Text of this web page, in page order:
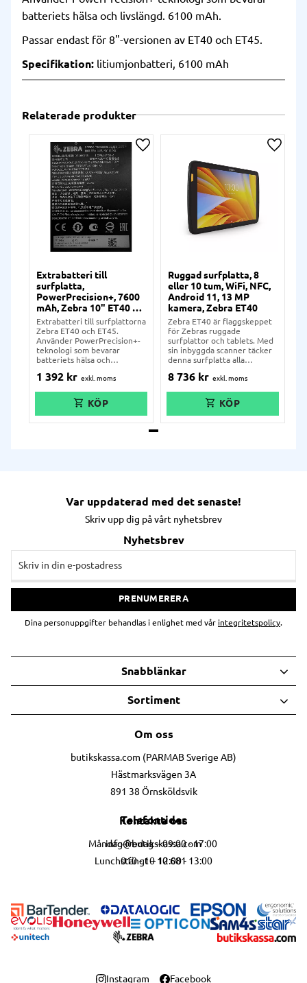
batteriets hälsa och livslängd. 6100 mAh.
Passar endast för 8"-versionen av ET40 och ET45.
Specifikation: litiumjonbatteri, 6100 mAh
Relaterade produkter
Extrabatteri till
surfplatta,
PowerPrecision+, 7600
mAh, Zebra 10" ET40 &
ET45
Extrabatteri till surfplattorna
Zebra ET40 och ET45.
Använder PowerPrecision+-
teknologi som bevarar
batteriets hälsa och
endast för 10"-versionen.
1 392 kr
Lägg till i önskelista
Ruggad surfplatta, 8
eller 10 tum, WiFi, NFC,
Android 11, 13 MP
kamera, Zebra ET40
Zebra ET40 är flaggskeppet
för Zebras ruggade
surfplattor och tablets. Med
sin inbyggda scanner täcker
denna surfplatta alla
behövas vid en logistik- eller
ruggade formfaktor klarar
den av och motstår stötar,
fall, och andra sorters
8 736kr
Lägg
Var uppdaterad med det senaste!
Skriv upp dig på vårt nyhetsbrev
Nyhetsbrev
PRENUMERERA
Dina personuppgifter behandlas i enlighet med vår integritetspolicy.
Om oss
butikskassa.com (PARMAB Sverige AB)
Hästmarksvägen 3A
891 38 Örnsköldsvik
Kontakta oss
info@butikskassa.com
010 - 10 10 681
Telefontider
Måndag-fredag – 09:00 - 17:00
Lunchstängt – 12:00 - 13:00
Snabblänkar
Sortiment
Instagram Facebook